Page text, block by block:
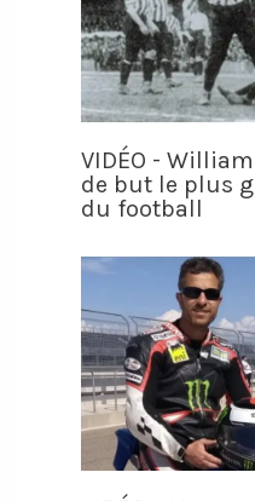
VIDÉO -
de but le plus
du football